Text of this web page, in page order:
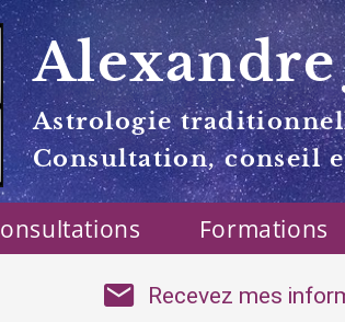
Alexandre
Astrologie
Consultation, conseil
Formations
Recevez mes